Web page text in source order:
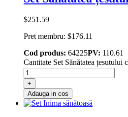
$251.59
Pret membru: $176.11
Cod produs: 64225PV: 110.61
Cantitate Set Sănătatea țesutului
+
Adauga in cos